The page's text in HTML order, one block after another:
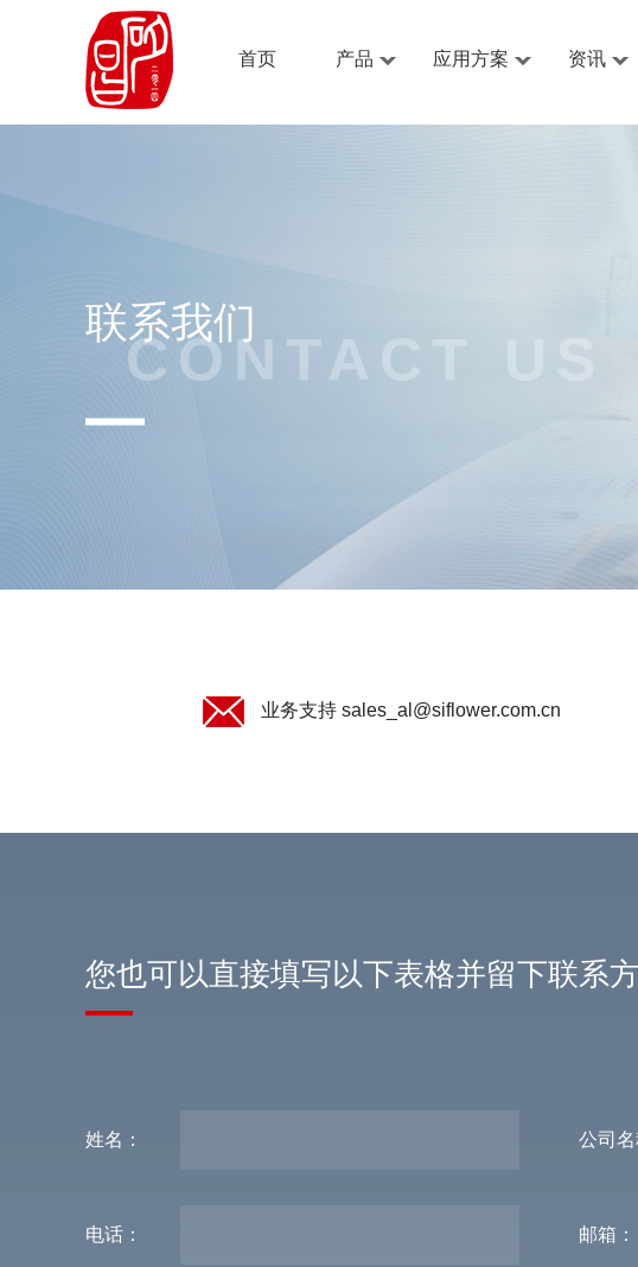
首页 产品 应用方案 资讯
联系我们
CONTACT US
业务支持 sales_al@siflower.com.cn
您也可以直接填写以下表格并留下联系
姓名： 公司名
电话： 邮箱：